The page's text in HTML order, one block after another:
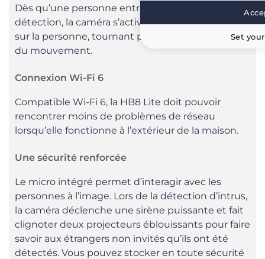
Dès qu’une personne entre dans la zone de
détection, la caméra s’active pour se verrouiller
sur la personne, tournant pour suivre l’intégralité
du mouvement.
Connexion Wi-Fi 6
Compatible Wi-Fi 6, la HB8 Lite doit pouvoir
rencontrer moins de problèmes de réseau
lorsqu’elle fonctionne à l’extérieur de la maison.
Une sécurité renforcée
Le micro intégré permet d’interagir avec les
personnes à l’image. Lors de la détection d’intrus,
la caméra déclenche une sirène puissante et fait
clignoter deux projecteurs éblouissants pour faire
savoir aux étrangers non invités qu’ils ont été
détectés. Vous pouvez stocker en toute sécurité
Set